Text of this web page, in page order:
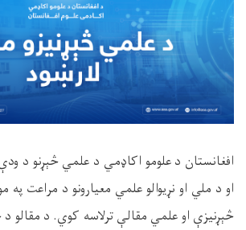
افغانستان د علومو اکاډمي د علمي څېړنو د
او د ملي او نړیوالو علمي معیارونو د مراعت په
څېړنیزې او علمي مقالې ترلاسه کوي. د مقالو د